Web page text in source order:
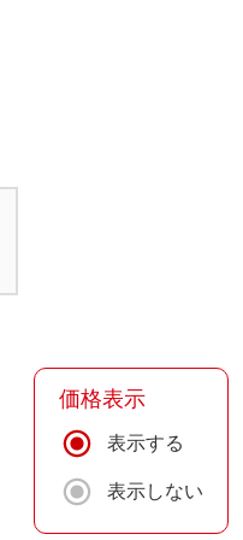
価格表示
表示する
表示しない